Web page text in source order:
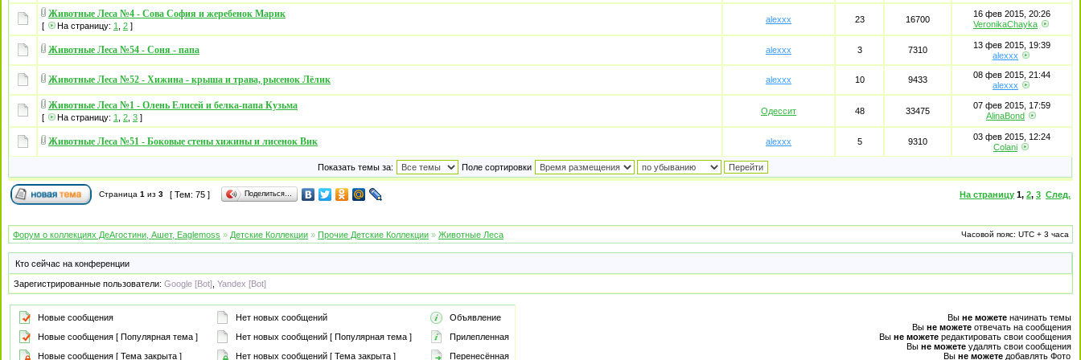
Животные Леса №4 - Сова София и жеребенок Марик
[ На страницу: 1 2 ]
alexxx 23 16700
16 фев 2015, 20:26
VeronikaChayka
Животные Леса №54 - Соня - папа alexxx 3 7310
13 фев 2015, 19:39
alexxx
Животные Леса №52 - Хижина - крыша и трава, рысенок Лёлик alexxx 10 9433
08 фев 2015, 21:44
alexxx
Животные Леса №1 - Олень Елисей и белка-папа Кузьма
[ На страницу: 1 2 3 ]
Одессит 48 33475
07 фев 2015, 17:59
AlinaBond
Животные Леса №51 - Боковые стены хижины и лисенок Вик alexxx 5 9310
03 фев 2015, 12:24
Colani
Показать темы за: Поле сортировки
Страница 1 из 3 [ Тем: 75 ] Поделиться… На страницу 1, 2, 3 След.
Форум о коллекциях ДеАгостини, Ашет, Eaglemoss » Детские Коллекции » Прочие Детские Коллекции » Животные Леса Часовой пояс: UTC + 3 часа
Кто сейчас на конференции
Зарегистрированные пользователи: Google [Bot] Yandex [Bot]
Новые сообщения Нет новых сообщений
Объявление
Новые сообщения [ Популярная тема ]
Нет новых сообщений [ Популярная тема ]
Прилепленная
Новые сообщения [ Тема закрыта ]
Нет новых сообщений [ Тема закрыта ] Перенесённая
Вы не можете начинать темы
Вы не можете отвечать на сообщения
Вы не можете редактировать свои сообщения
Вы не можете удалять свои сообщения
Вы не можете добавлять Фото